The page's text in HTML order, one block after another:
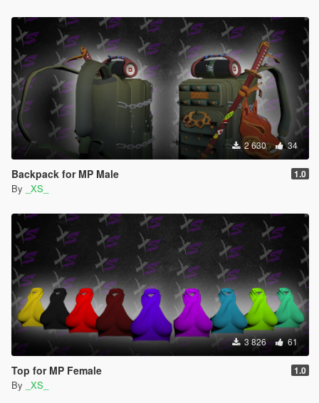
2 630 34
Backpack for MP Male 1.0
By _XS_
3 826 61
Top for MP Female 1.0
By _XS_